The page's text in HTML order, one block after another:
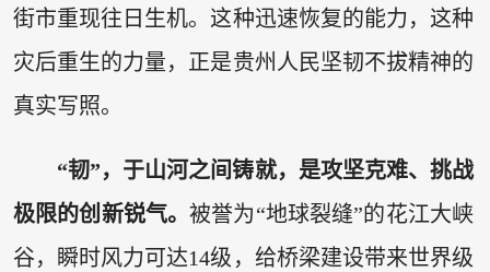
街市重现往日生机。这种迅速恢复的能力，这种
灾后重生的力量，正是贵州人民坚韧不拔精神的
真实写照。
“韧”，于山河之间铸就，是攻坚克难、挑战
极限的创新锐气。被誉为“地球裂缝”的花江大峡
谷，瞬时风力可达14级，给桥梁建设带来世界级